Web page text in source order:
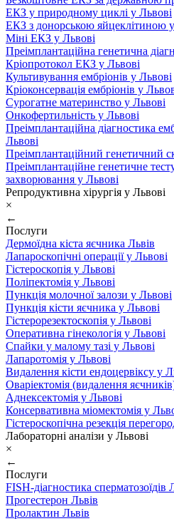
ЕКЗ у природному циклі у Львові
ЕКЗ з донорською яйцеклітиною
Міні ЕКЗ у Львові
Преімплантаційна генетична
Кріопротокол ЕКЗ у Львові
Культивування ембріонів у Львові
Кріоконсервація ембріонів у
Сурогатне материнство у Львові
Онкофертильність у Львові
Преімплантаційна діагностика
Львові
Преімплантаційний генетичний
Преімплантаційне генетичне
захворювання у Львові
Репродуктивна хірургія у Львові
×
←
Послуги
Дермоїдна кіста яєчника Львів
Лапароскопічні операції у Львові
Гістероскопія у Львові
Поліпектомія у Львові
Пункція молочної залози у Львові
Пункція кісти яєчника у Львові
Гістерорезектоскопія у Львові
Оперативна гінекологія у Львові
Спайки у малому тазі у Львові
Лапаротомія у Львові
Видалення кісти ендоцервіксу у
Оваріектомія (видалення
Аднексектомія у Львові
Консервативна міомектомія у
Гістероскопічна резекція
Лабораторні аналізи у Львові
×
←
Послуги
FISH-діагностика сперматозоїдів
Прогестерон Львів
Пролактин Львів